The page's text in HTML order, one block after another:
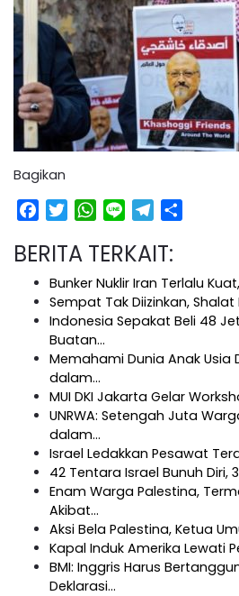
Bagikan
Facebook
TwitterWhatsApp
Line Telegram
BERITA TERKAIT:
Bunker Nuklir Iran Terlalu
Sempat Tak Diizinkan, Shalat
Indonesia Sepakat Beli 48
Buatan…
Memahami Dunia Anak Usia
dalam…
MUI DKI Jakarta Gelar
UNRWA: Setengah Juta
dalam…
Israel Ledakkan Pesawat
42 Tentara Israel Bunuh Diri,
Enam Warga Palestina,
Akibat…
Aksi Bela Palestina, Ketua
Kapal Induk Amerika Lewati
BMI: Inggris Harus
Deklarasi…